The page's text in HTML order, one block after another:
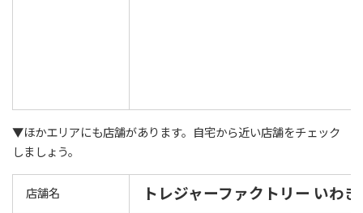
▼ほかエリアにも店舗があります。自宅から近い店舗をチェック
しましょう。
店舗名 トレジャーファクトリー いわ